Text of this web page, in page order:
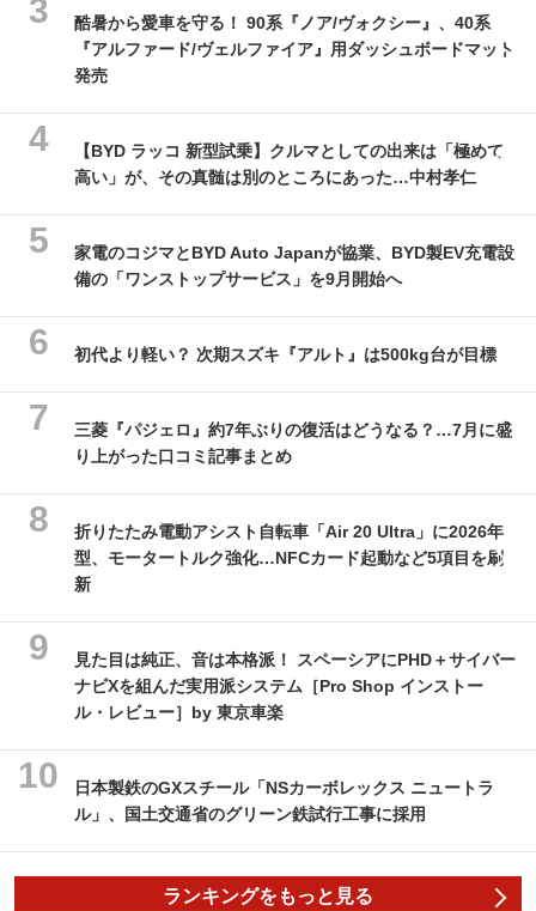
酷暑から愛車を守る！ 90系『ノア/ヴォクシー』、40系
『アルファード/ヴェルファイア』用ダッシュボードマット
発売
【BYD ラッコ 新型試乗】クルマとしての出来は「極めて
高い」が、その真髄は別のところにあった…中村孝仁
家電のコジマとBYD Auto Japanが協業、BYD製EV充電設
備の「ワンストップサービス」を9月開始へ
初代より軽い？ 次期スズキ『アルト』は500kg台が目標
三菱『パジェロ』約7年ぶりの復活はどうなる？…7月に盛
り上がった口コミ記事まとめ
折りたたみ電動アシスト自転車「Air 20 Ultra」に2026年
型、モータートルク強化…NFCカード起動など5項目を刷
新
見た目は純正、音は本格派！ スペーシアにPHD＋サイバー
ナビXを組んだ実用派システム［Pro Shop インストー
ル・レビュー］by 東京車楽
日本製鉄のGXスチール「NSカーボレックス ニュートラ
ル」、国土交通省のグリーン鉄試行工事に採用
ランキングをもっと見る